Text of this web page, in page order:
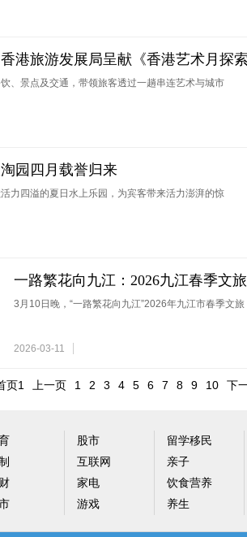
港旅游发展局呈献《香港艺术月探
港艺术月 展开连结艺术与城市的文
、景点及交通，带领旅客透过一趟串连艺术与城市
园四月载誉归来
力四溢的夏日水上乐园，为宾客带来活力澎湃的惊
一路繁花向九江：2026九江春季文
3月10日晚，“一路繁花向九江”2026年九江市春季文
2026-03-11
页1 上一页 1 2 3 4 5 6 7 8 9 10 下
股市
互联网
家电
游戏
留学移民
亲子
饮食营养
养生